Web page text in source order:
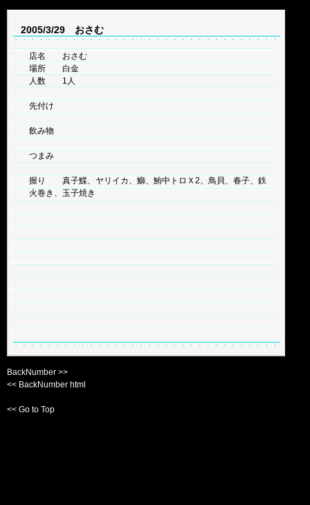
2005/3/29 おさむ
店名 おさむ
場所 白金
人数 1人
先付け
飲み物
つまみ
握り 真子鰈、ヤリイカ、鰤、鮪中トロＸ2、鳥貝、春子、鉄
火巻き、玉子焼き
BackNumber >>
<< BackNumber html
<< Go to Top